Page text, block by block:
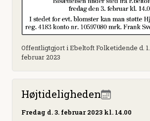
Offentligtgjort i Ebeltoft Folketidende d. 1.
februar 2023
Højtideligheden
Fredag d. 3. februar 2023 kl. 14.00